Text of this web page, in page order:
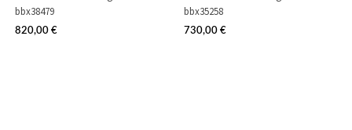
bbx38479
Prezzo
820,00 €
bbx35258
Prezzo
730,00 €